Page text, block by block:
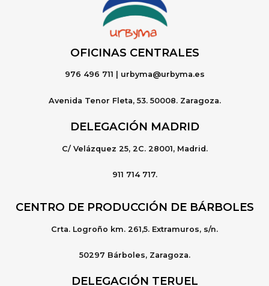
OFICINAS CENTRALES
976 496 711 | urbyma@urbyma.es
Avenida Tenor Fleta, 53. 50008. Zaragoza.
DELEGACIÓN MADRID
C/ Velázquez 25, 2C. 28001, Madrid.
911 714 717.
CENTRO DE PRODUCCIÓN DE BÁRBOLES
Crta. Logroño km. 261,5. Extramuros, s/n.
50297 Bárboles, Zaragoza.
DELEGACIÓN TERUEL